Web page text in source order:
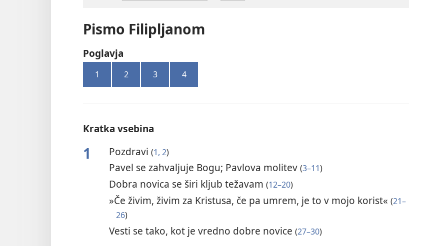
knjigi
Pismo Filipljanom
Poglavja
1 2 3 4
Kratka vsebina
1 Pozdravi (1, 2)
Pavel se zahvaljuje Bogu; Pavlova molitev (3–11)
Dobra novica se širi kljub težavam (12–20)
»Če živim, živim za Kristusa, če pa umrem, je to v mojo korist« (21–
26)
Vesti se tako, kot je vredno dobre novice (27–30)